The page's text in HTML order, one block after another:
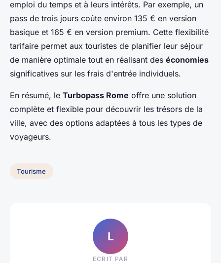
emploi du temps et à leurs intérêts. Par exemple, un
pass de trois jours coûte environ 135 € en version
basique et 165 € en version premium. Cette flexibilité
tarifaire permet aux touristes de planifier leur séjour
de manière optimale tout en réalisant des économies
significatives sur les frais d'entrée individuels.
En résumé, le Turbopass Rome offre une solution
complète et flexible pour découvrir les trésors de la
ville, avec des options adaptées à tous les types de
voyageurs.
Tourisme
L
ECRIT PAR